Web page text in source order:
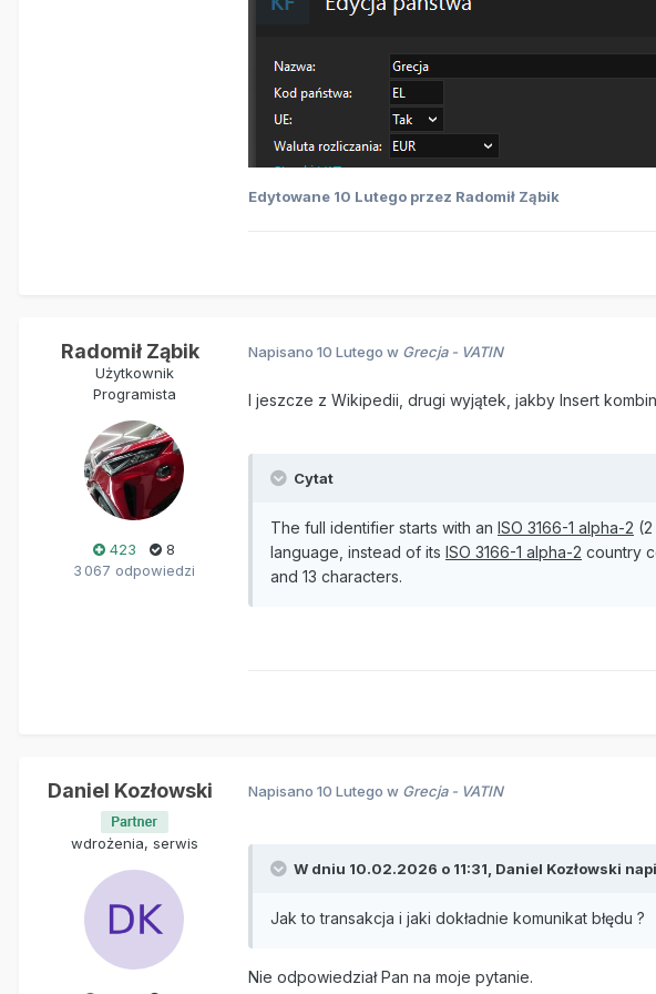
Edytowane 10 Lutego przez Radomił Ząbik
Radomił Ząbik
Użytkownik
Programista
423
8
3 067 odpowiedzi
Napisano 10 Lutego w Grecja - VATIN
I jeszcze z Wikipedii, drugi wyjątek, jakby Insert
Cytat
The full identifier starts with an ISO 3166-1 alpha-2
language, instead of its ISO 3166-1 alpha-2 country
and 13 characters.
Daniel Kozłowski
wdrożenia, serwis
Napisano 10 Lutego w Grecja - VATIN
W dniu 10.02.2026 o 11:31, Daniel Kozłowski
Jak to transakcja i jaki dokładnie komunikat błędu ?
Nie odpowiedział Pan na moje pytanie.